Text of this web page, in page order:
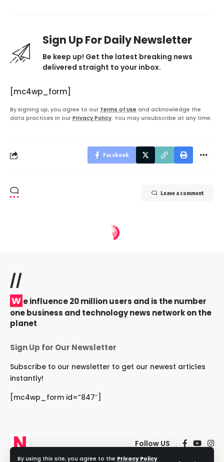
By using this site, you agree to the Privacy Policy
Sign Up For Daily Newsletter
Be keep up! Get the latest breaking news
delivered straight to your inbox.
[mc4wp_form]
By signing up, you agree to our Terms of Use and acknowledge the
data practices in our Privacy Policy. You may unsubscribe at any time.
Facebook
Leave a comment
//
W e influence 20 million users and is the number
one business and technology news network on the
planet
Sign Up for Our Newsletter
Subscribe to our newsletter to get our newest articles
instantly!
[mc4wp_form id=”847″]
Follow US